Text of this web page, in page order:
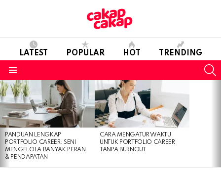
LATEST POPULAR HOT TRENDING
LATEST
STORIES
PANDUAN LENGKAP
PORTFOLIO CAREER: SENI
MENGELOLA BANYAK PERAN
& PENDAPATAN
CARA MENGATUR WAKTU
UNTUK PORTFOLIO CAREER
TANPA BURNOUT